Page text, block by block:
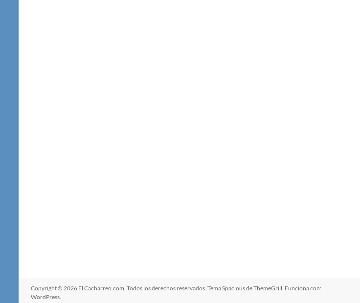
Copyright © 2026 El Cacharreo.com. Todos los derechos reservados. TemaSpaciousde ThemeGrill. Funciona con:
WordPress.